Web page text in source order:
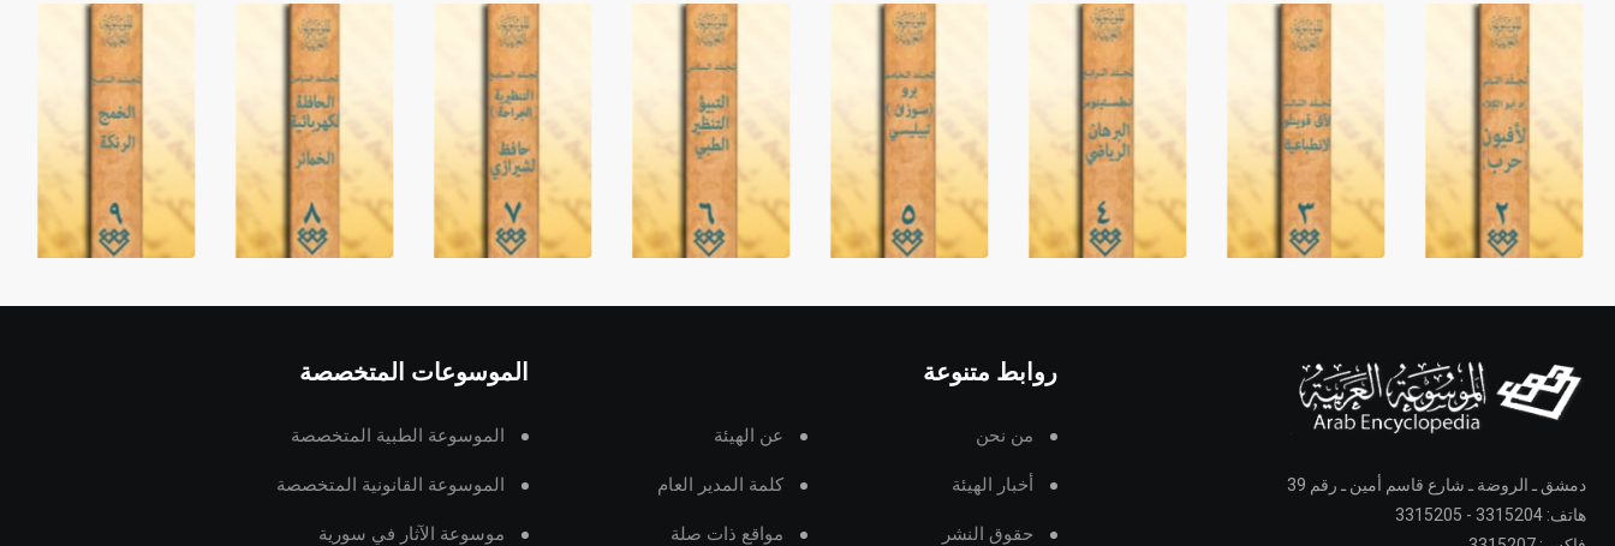
دمشق ـ الروضة ـ شارع قاسم أمين ـ رقم 39
هاتف: 3315204 - 3315205
روابط متنوعة
من نحن عن الهيئة
أخبار الهيئة كلمة المدير العام
حقوق النشر مواقع ذات صلة
الموسوعات المتخصصة
الموسوعة الطبية المتخصصة
الموسوعة القانونية المتخصصة
موسوعة الآثار في سورية